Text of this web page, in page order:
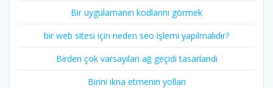
Bir uygulamanın kodlarını görmek
bir web sitesi için neden seo işlemi yapılmalıdır?
Birden çok varsayılan ağ geçidi tasarlandı
Birini ikna etmenin yolları